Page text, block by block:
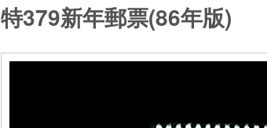
特379新年郵票(86年版)